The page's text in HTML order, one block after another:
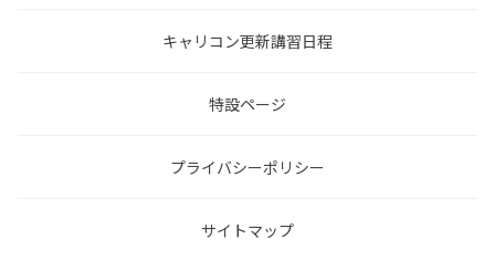
キャリコン更新講習日程
特設ページ
プライバシーポリシー
サイトマップ